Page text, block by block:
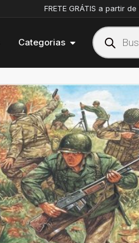
FRETE GRÁTIS a partir
Categorias